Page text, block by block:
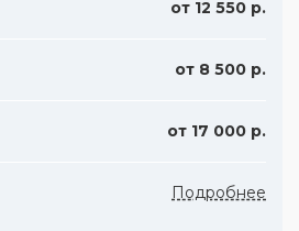
от 12 550 р.
от 8 500 р.
от 17 000 р.
Подробнее